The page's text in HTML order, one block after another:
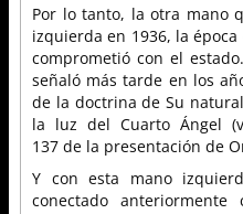
Por lo tanto, la otra mano
izquierda en 1936, la
comprometió con el
señaló más tarde en los
de la doctrina de Su
la luz del Cuarto Ángel
137 de la presentación de
Y con esta mano
conectado